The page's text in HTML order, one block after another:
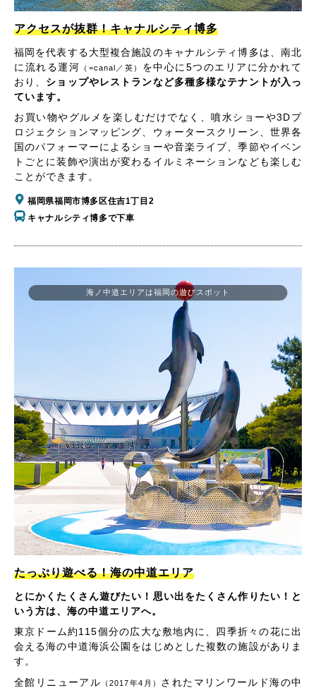
アクセスが抜群！キャナルシティ博多
福岡を代表する大型複合施設のキャナルシティ博多は、南北
に流れる運河 （=canal／英）
を中心に5つのエリアに分かれて
おり、 ショップやレストランなど多種多様なテナントが入っ
ています。
お買い物やグルメを楽しむだけでなく、噴水ショーや3Dプ
ロジェクションマッピング、ウォータースクリーン、世界各
国のパフォーマーによるショーや音楽ライブ、季節やイベン
トごとに装飾や演出が変わるイルミネーションなども楽しむ
ことができます。
福岡県福岡市博多区住吉1丁目2
キャナルシティ博多で下車
海ノ中道エリアは福岡の遊びスポット
たっぷり遊べる！海の中道エリア
とにかくたくさん遊びたい！思い出をたくさん作りたい！と
いう方は、海の中道エリアへ。
東京ドーム約115個分の広大な敷地内に、四季折々の花に出
会える海の中道海浜公園をはじめとした複数の施設がありま
す。
全館リニューアル （2017年4月） されたマリンワールド海の中